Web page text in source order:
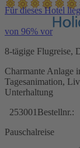
Für dieses Hotel
von 96% vor
8-tägige Flugreise,
Charmante Anlage
Tagesanimation,
Unterhaltung
253001 Bestellnr.:
Pauschalreise